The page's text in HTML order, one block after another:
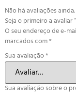
Não há avaliações ainda.
Seja o primeiro a avaliar
O seu endereço de e-
marcados com*
Sua avaliação*
Sua avaliação sobre o